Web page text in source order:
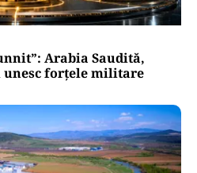
Arabia Saudită,
unesc forțele militare